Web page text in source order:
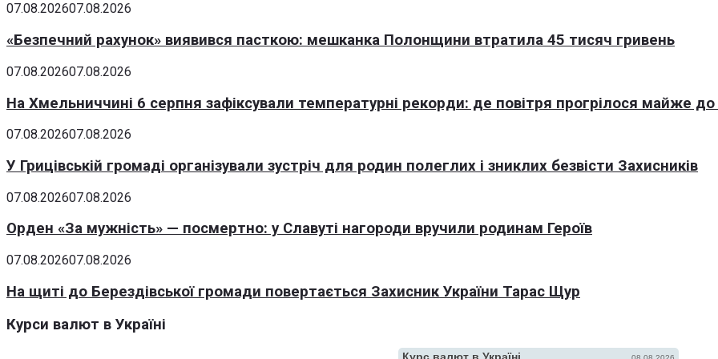
07.08.202607.08.2026
«Безпечний рахунок» виявився пасткою: мешканка Полонщини втратила 45 тисяч гривень
07.08.202607.08.2026
На Хмельниччині 6 серпня зафіксували температурні рекорди: де повітря прогрілося майже до
07.08.202607.08.2026
У Грицівській громаді організували зустріч для родин полеглих і зниклих безвісти Захисників
07.08.202607.08.2026
Орден «За мужність» — посмертно: у Славуті нагороди вручили родинам Героїв
07.08.202607.08.2026
На щиті до Берездівської громади повертається Захисник України Тарас Щур
Курси валют в Україні